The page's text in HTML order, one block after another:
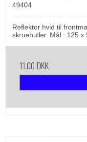
49404
Reflektor hvid til
skruehuller. Mål : 125 x
11,00 DKK